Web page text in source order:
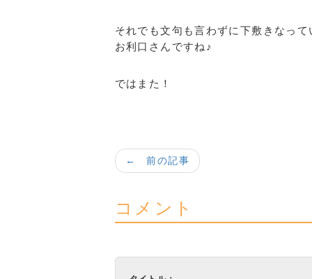
それでも文句も言わずに下敷きなっ
お利口さんですね♪
ではまた！
← 前の記事
コメント